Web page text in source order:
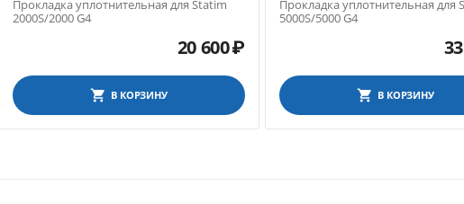
Прокладка уплотнительная для Statim
2000S/2000 G4
20 600₽
В КОРЗИНУ
Прокладка уплотнительная для
5000S/5000 G4
В КОРЗИНУ